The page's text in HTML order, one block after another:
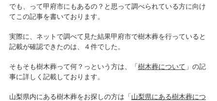
でも、って甲府市にもあるの？と思って調べられている方に向け
てこの記事を書いております。
実際に、ネットで調べて見た結果甲府市で樹木葬を行っていると
記載が確認できたのは、４件でした。
そもそも樹木葬って何？っという方は、「樹木葬について 」の記
事に詳しく記載しております。
山梨県内にある樹木葬をお探しの方は「山梨県にある樹木葬につ